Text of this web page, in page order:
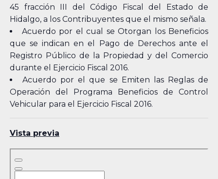
45 fracción III del Código Fiscal del Estado de
Hidalgo, a los Contribuyentes que el mismo señala.
Acuerdo por el cual se Otorgan los Beneficios
que se indican en el Pago de Derechos ante el
Registro Público de la Propiedad y del Comercio
durante el Ejercicio Fiscal 2016.
Acuerdo por el que se Emiten las Reglas de
Operación del Programa Beneficios de Control
Vehicular para el Ejercicio Fiscal 2016.
Vista previa
Skip
to